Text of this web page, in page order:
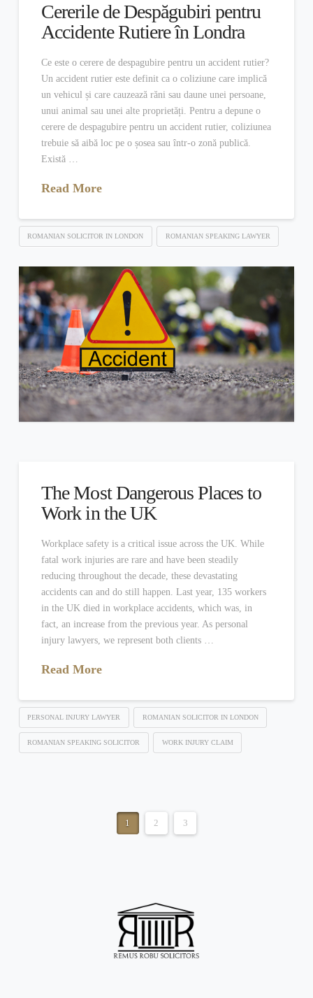
Cererile de Despăgubiri pentru
Accidente Rutiere în Londra
Ce este o cerere de despagubire pentru un accident rutier?
Un accident rutier este definit ca o coliziune care implică
un vehicul și care cauzează răni sau daune unei persoane,
unui animal sau unei alte proprietăți. Pentru a depune o
cerere de despagubire pentru un accident rutier, coliziunea
trebuie să aibă loc pe o șosea sau într-o zonă publică.
Există …
Read More
ROMANIAN SOLICITOR IN LONDON ROMANIAN SPEAKING LAWYER
The Most Dangerous Places to
Work in the UK
Workplace safety is a critical issue across the UK. While
fatal work injuries are rare and have been steadily
reducing throughout the decade, these devastating
accidents can and do still happen. Last year, 135 workers
in the UK died in workplace accidents, which was, in
fact, an increase from the previous year. As personal
injury lawyers, we represent both clients …
Read More
PERSONAL INJURY LAWYER ROMANIAN SOLICITOR IN LONDON
ROMANIAN SPEAKING SOLICITOR WORK INJURY CLAIM
1 2 3